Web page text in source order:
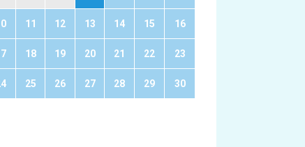
11 12 13 14 15 16
18 19 20 21 22 23
25 26 27 28 29 30